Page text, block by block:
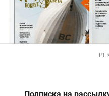
Подписка на